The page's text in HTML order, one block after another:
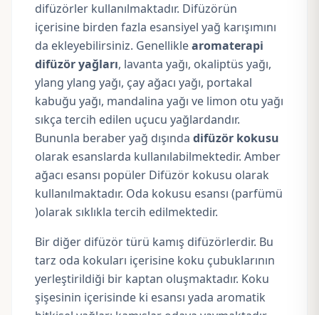
difüzörler kullanılmaktadır. Difüzörün
içerisine birden fazla esansiyel yağ karışımını
da ekleyebilirsiniz. Genelliklearomaterapi
difüzör yağları, lavanta yağı, okaliptüs yağı,
ylang ylang yağı, çay ağacı yağı, portakal
kabuğu yağı, mandalina yağı ve limon otu yağı
sıkça tercih edilen uçucu yağlardandır.
Bununla beraber yağ dışında difüzör kokusu
olarak esanslarda kullanılabilmektedir. Amber
ağacı esansı popüler Difüzör kokusu olarak
kullanılmaktadır. Oda kokusu esansı (parfümü
)olarak sıklıkla tercih edilmektedir.
Bir diğer difüzör türü kamış difüzörlerdir. Bu
tarz oda kokuları içerisine koku çubuklarının
yerleştirildiği bir kaptan oluşmaktadır. Koku
şişesinin içerisinde ki esansı yada aromatik